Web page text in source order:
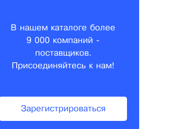
В нашем каталоге более
9 000 компаний -
поставщиков.
Присоединяйтесь к нам!
Зарегистрироваться